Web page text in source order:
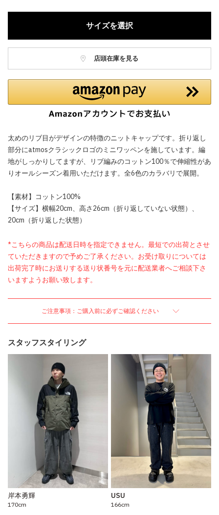
サイズを選択
店頭在庫を見る
太めのリブ目がデザインの特徴のニットキャップです。折り返し
部分にatmosクラシックロゴのミニワッペンを施しています。編
地がしっかりしてますが、リブ編みのコットン100％で伸縮性があ
りオールシーズン着用いただけます。全6色のカラバリで展開。
【素材】コットン100%
【サイズ】横幅20cm、高さ26cm（折り返していない状態）、
20cm（折り返した状態）
*こちらの商品は配送日時を指定できません。最短での出荷とさせ
ていただきますので予めご了承ください。お受け取りについては
出荷完了時にお送りする送り状番号を元に配送業者へご相談下さ
いますようお願い致します。
ご注意事項：ご購入前に必ずご確認ください
スタッフスタイリング
岸本勇輝
170cm
USU
166cm